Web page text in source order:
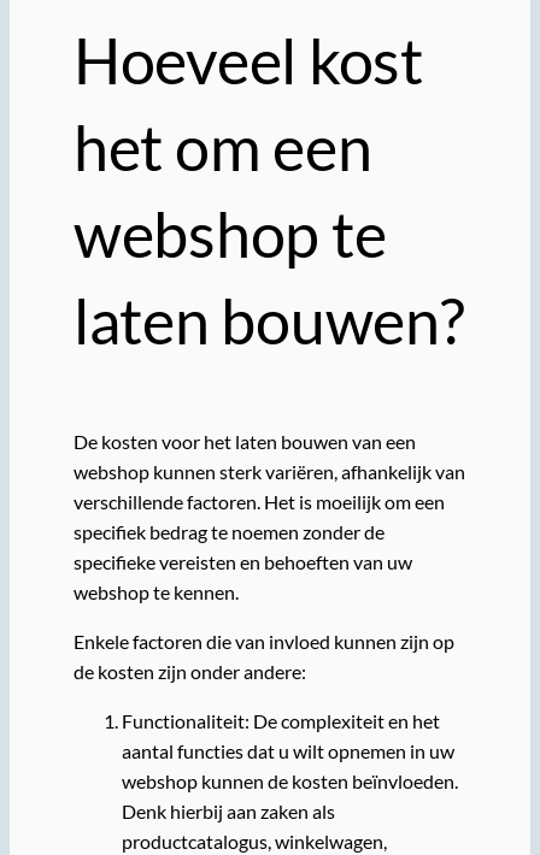
Hoeveel kost
het om een
webshop te
laten bouwen?
De kosten voor het laten bouwen van een
webshop kunnen sterk variëren, afhankelijk van
verschillende factoren. Het is moeilijk om een
specifiek bedrag te noemen zonder de
specifieke vereisten en behoeften van uw
webshop te kennen.
Enkele factoren die van invloed kunnen zijn op
de kosten zijn onder andere:
Functionaliteit: De complexiteit en het
aantal functies dat u wilt opnemen in uw
webshop kunnen de kosten beïnvloeden.
Denk hierbij aan zaken als
productcatalogus, winkelwagen,